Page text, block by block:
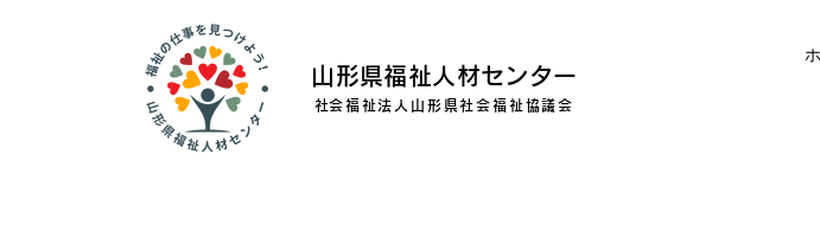
山形県福祉人材センター
​社会福祉法人山形県社会福祉協議会